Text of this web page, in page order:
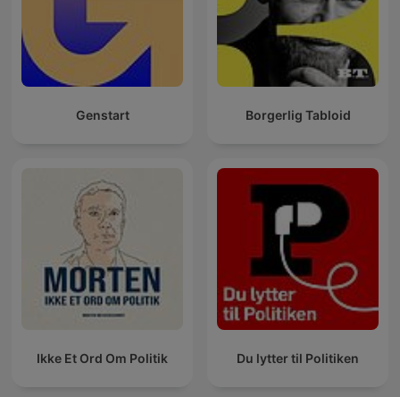
Genstart Borgerlig Tabloid
Ikke Et Ord Om Politik Du lytter til Politiken